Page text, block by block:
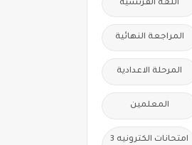
اللغة الفرنسية
المراجعة النهائية
المرحلة الاعدادية
المعلمين
امتحانات الكترونيه 3